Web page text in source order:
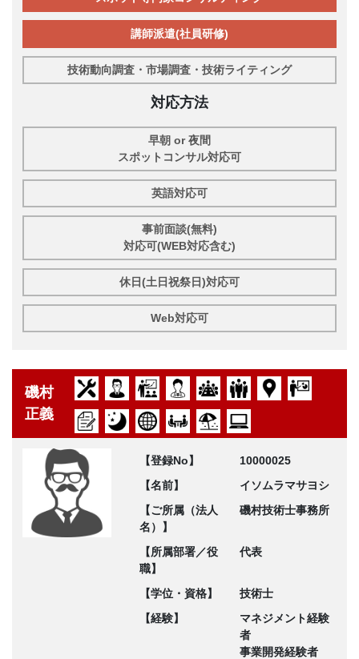
講師派遣(社員研修)
技術動向調査・市場調査・技術ライティング
対応方法
早朝 or 夜間
スポットコンサル対応可
英語対応可
事前面談(無料)
対応可(WEB対応含む)
休日(土日祝祭日)対応可
Web対応可
磯村
正義
【登録No】
10000025
【名前】
イソムラマサヨシ
【ご所属（法人
名）】
磯村技術士事務所
【所属部署／役
職】
代表
【学位・資格】
技術士
【経験】
マネジメント経験
者
事業開発経験者